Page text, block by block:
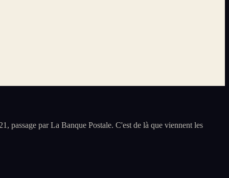
passage par La Banque Postale. C'est de là que viennent les